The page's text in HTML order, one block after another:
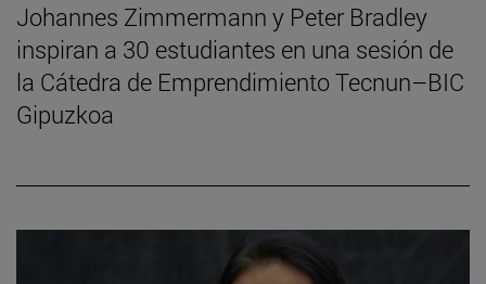
Johannes Zimmermann y Peter Bradley
inspiran a 30 estudiantes en una sesión de
la Cátedra de Emprendimiento Tecnun–BIC
Gipuzkoa